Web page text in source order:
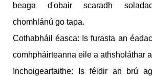
beaga d'obair scaradh
chomhlánú go tapa.
Cothabháil éasca: Is furasta an
comhpháirteanna eile a athsholáthar
Inchoigeartaithe: Is féidir an brú